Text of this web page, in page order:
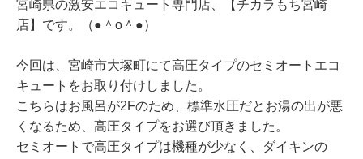
宮崎県の激安エコキュート専門店、【チカラもち宮崎
店】です。（●＾o＾●）
今回は、宮崎市大塚町にて高圧タイプのセミオートエコ
キュートをお取り付けしました。
こちらはお風呂が2Fのため、標準水圧だとお湯の出が悪
くなるため、高圧タイプをお選び頂きました。
セミオートで高圧タイプは機種が少なく、ダイキンの